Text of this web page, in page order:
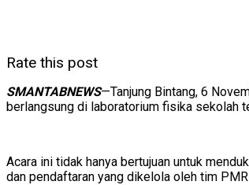
Rate this post
SMANTABNEWS—Tanjung Bintang, 6
berlangsung di laboratorium fisika sekolah
Acara ini tidak hanya bertujuan untuk
dan pendaftaran yang dikelola oleh tim